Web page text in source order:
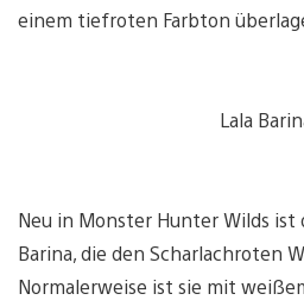
einem tiefroten Farbton
Lala
Neu in Monster Hunter Wilds ist
Barina, die den Scharlachroten
Normalerweise ist sie mit